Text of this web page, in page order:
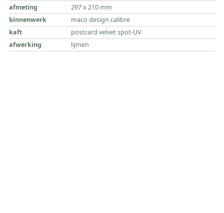
afmeting
297 x 210 mm
binnenwerk
maco design calibre
kaft
postcard velvet spot-UV
afwerking
lijmen